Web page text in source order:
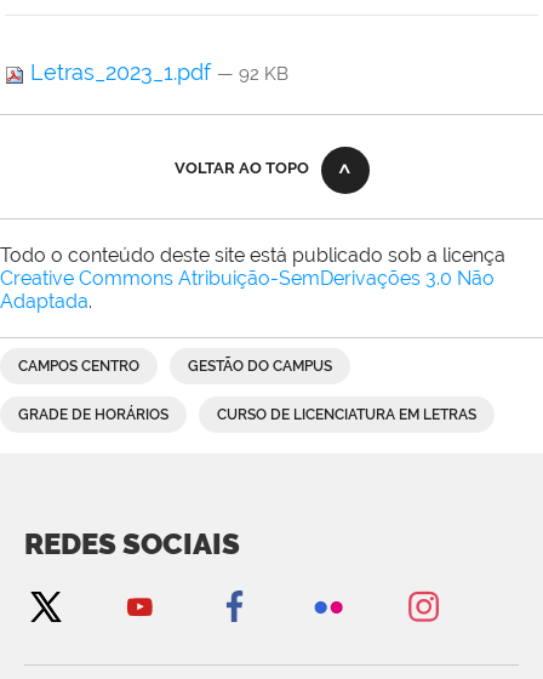
Letras_2023_1.pdf — 92 KB
VOLTAR AO TOPO
Todo o conteúdo deste site está publicado sob a licença
Creative Commons Atribuição-SemDerivações 3.0 Não
Adaptada.
CAMPOS CENTRO GESTÃO DO CAMPUS
GRADE DE HORÁRIOS CURSO DE LICENCIATURA EM LETRAS
REDES SOCIAIS